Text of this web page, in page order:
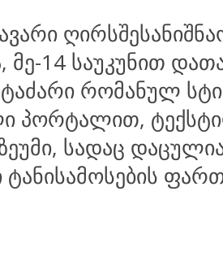
მე-14 საუკუნით
ტაძარი რომანულ
პორტალით,
სადაც